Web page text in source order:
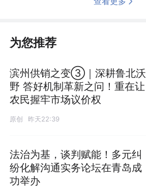
为您推荐
滨州供销之变③｜深耕鲁北沃
野 答好机制革新之问！重在让
农民握牢市场议价权
原创 昨天22:39
法治为基，谈判赋能！多元纠
纷化解沟通实务论坛在青岛成
功举办